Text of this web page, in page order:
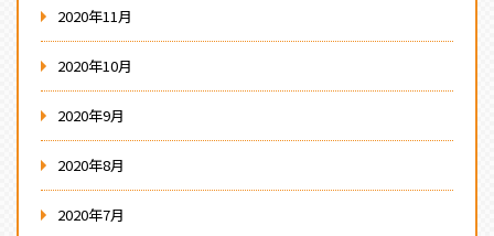
2020年11月
2020年10月
2020年9月
2020年8月
2020年7月